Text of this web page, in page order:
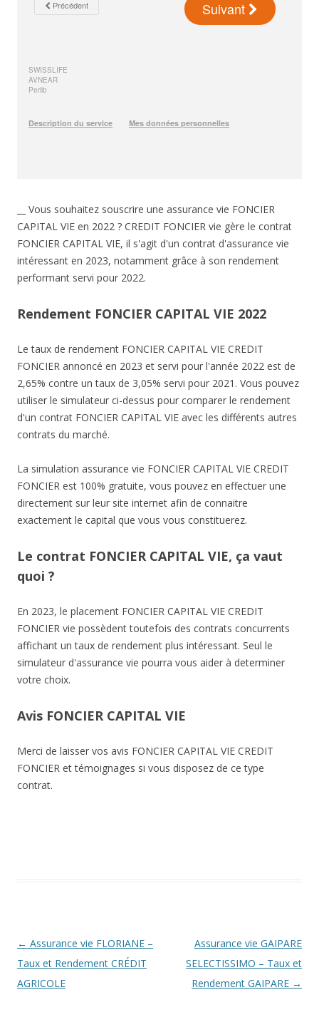
__ Vous souhaitez souscrire une assurance vie FONCIER
CAPITAL VIE en 2022 ? CREDIT FONCIER vie gère le contrat
FONCIER CAPITAL VIE, il s'agit d'un contrat d'assurance vie
intéressant en 2023, notamment grâce à son rendement
performant servi pour 2022.
Rendement FONCIER CAPITAL VIE 2022
Le taux de rendement FONCIER CAPITAL VIE CREDIT
FONCIER annoncé en 2023 et servi pour l'année 2022 est de
2,65% contre un taux de 3,05% servi pour 2021. Vous pouvez
utiliser le simulateur ci-dessus pour comparer le rendement
d'un contrat FONCIER CAPITAL VIE avec les différents autres
contrats du marché.
La simulation assurance vie FONCIER CAPITAL VIE CREDIT
FONCIER est 100% gratuite, vous pouvez en effectuer une
directement sur leur site internet afin de connaitre
exactement le capital que vous vous constituerez.
Le contrat FONCIER CAPITAL VIE, ça vaut
quoi ?
En 2023, le placement FONCIER CAPITAL VIE CREDIT
FONCIER vie possèdent toutefois des contrats concurrents
affichant un taux de rendement plus intéressant. Seul le
simulateur d'assurance vie pourra vous aider à determiner
votre choix.
Avis FONCIER CAPITAL VIE
Merci de laisser vos avis FONCIER CAPITAL VIE CREDIT
FONCIER et témoignages si vous disposez de ce type
contrat.
Navigation
des
articles
← Assurance vie FLORIANE –
Taux et Rendement CRÉDIT
AGRICOLE
Assurance vie GAIPARE
SELECTISSIMO – Taux et
Rendement GAIPARE →